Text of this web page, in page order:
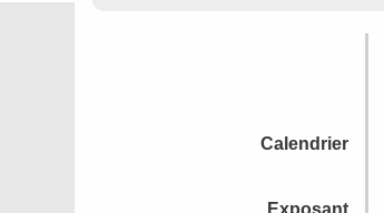
Calendrier
Exposant